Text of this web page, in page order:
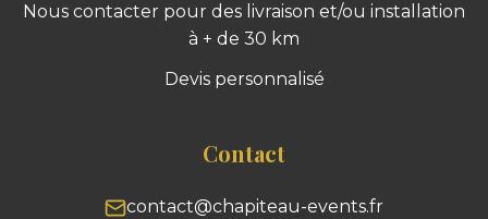
Nous contacter pour des livraison et/ou installation
à + de 30 km
Devis personnalisé
Contact
contact@chapiteau-events.fr